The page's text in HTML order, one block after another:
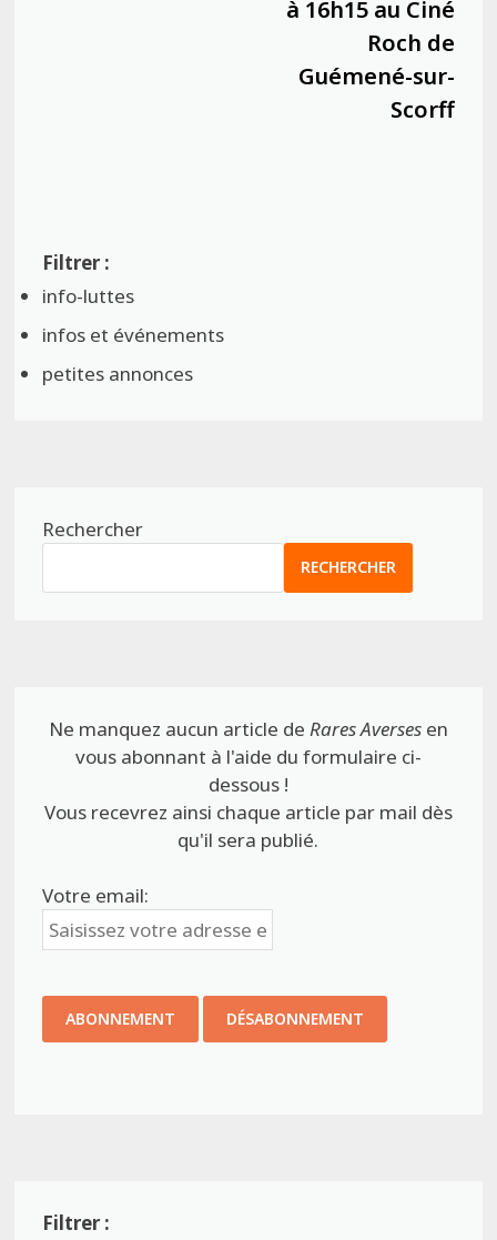
à 16h15 au Ciné
Roch de
Guémené-sur-
Scorff
info-luttes
infos et événements
petites annonces
Rechercher
RECHERCHER
Ne manquez aucun article de Rares Aversesen
vous abonnant à l'aide du formulaire ci-
dessous !
Vous recevrez ainsi chaque article par mail dès
qu'il sera publié.
Votre email: